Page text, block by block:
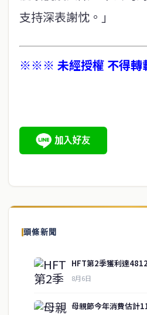
支持深表謝忱。」
※※※ 未經授權 不得
頭條新聞
HFT第2季獲利達
8月6日
母親節今年消費估計